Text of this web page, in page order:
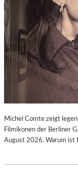
Michel Comte zeigt
Filmikonen der Berliner
August 2026. Warum ist